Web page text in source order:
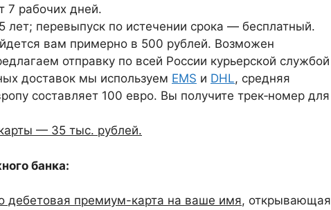
7 рабочих дней.
лет; перевыпуск по истечении срока — бесплатный.
вам примерно в 500 рублей. Возможен
отправку по всей России курьерской службой
доставок мы используем EMS и DHL, средняя
составляет 100 евро. Вы получите трек‑номер для
— 35 тыс. рублей.
банка:
дебетовая премиум-карта на ваше имя, открывающая